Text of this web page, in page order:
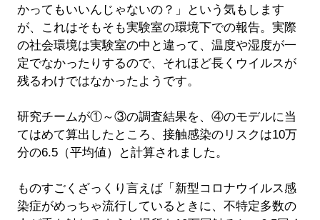
かってもいいんじゃないの？」という気もします
が、これはそもそも実験室の環境下での報告。実際
の社会環境は実験室の中と違って、温度や湿度が一
定でなかったりするので、それほど長くウイルスが
残るわけではなかったようです。
研究チームが①～③の調査結果を、④のモデルに当
てはめて算出したところ、接触感染のリスクは10万
分の6.5（平均値）と計算されました。
ものすごくざっくり言えば「新型コロナウイルス感
染症がめっちゃ流行しているときに、不特定多数の